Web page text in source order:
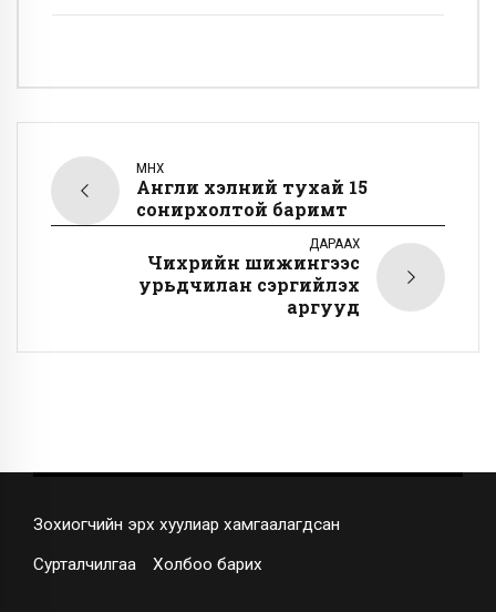
ӨМНӨХ
Англи хэлний тухай 15
сонирхолтой баримт
ДАРААХ
Чихрийн шижингээс
урьдчилан сэргийлэх
аргууд
Зохиогчийн эрх хуулиар хамгаалагдсан
Сурталчилгаа Холбоо барих